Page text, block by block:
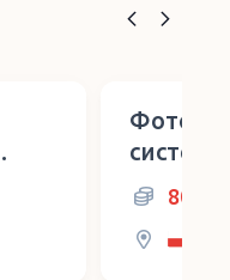
системи
8000